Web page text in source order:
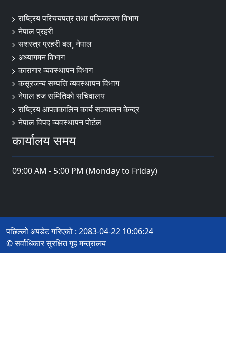
राष्ट्रिय परिचयपत्र तथा पञ्‍जिकरण विभाग
नेपाल प्रहरी
सशस्त्र प्रहरी बल¸ नेपाल
अध्यागमन विभाग
कारागार व्यवस्थापन विभाग
कसूरजन्य सम्पत्ति व्यवस्थापन विभाग
नेपाल हज समितिको सचिवालय
राष्ट्रिय आपतकालिन कार्य सञ्चालन केन्द्र
नेपाल विपद व्यवस्थापन पोर्टल
कार्यालय समय
09:00 AM - 5:00 PM (Monday to Friday)
पछिल्लो अपडेट गरिएको : 2083-04-22 10:06:24
© सर्वाधिकार सुरक्षित गृह मन्त्रालय